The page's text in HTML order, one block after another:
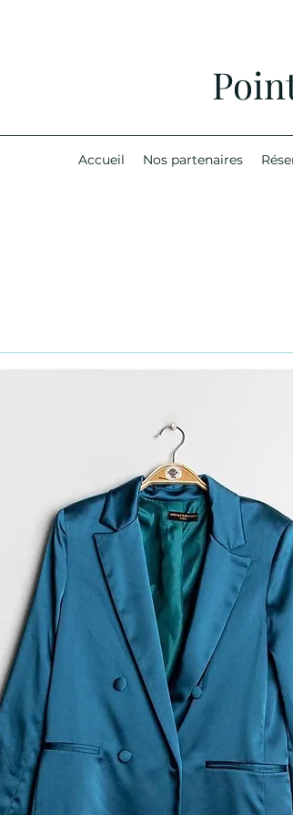
Accueil Nos partenaires